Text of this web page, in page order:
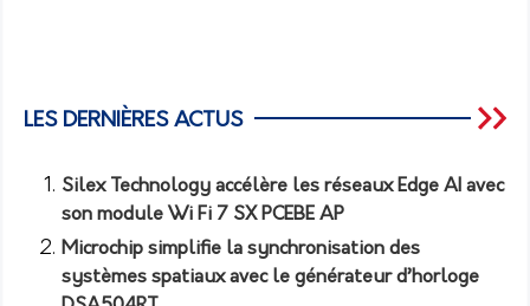
LES DERNIÈRES ACTUS
Silex Technology accélère les réseaux Edge AI avec
son module Wi Fi 7 SX PCEBE AP
Microchip simplifie la synchronisation des
systèmes spatiaux avec le générateur d’horloge